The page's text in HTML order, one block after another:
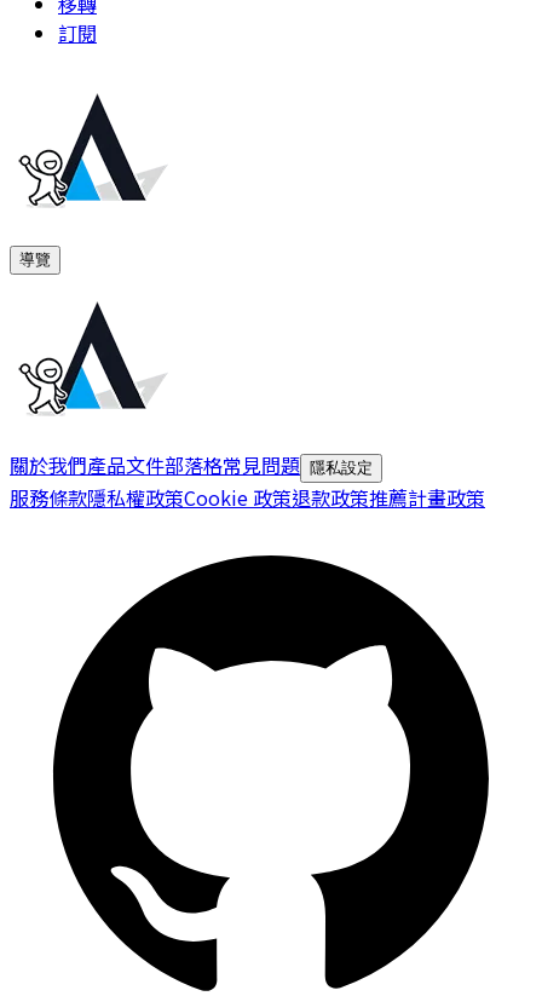
訂閱
導覽
關於我們產品文件部落格常見問題 隱私設定
服務條款隱私權政策Cookie 政策退款政策推薦計畫政策